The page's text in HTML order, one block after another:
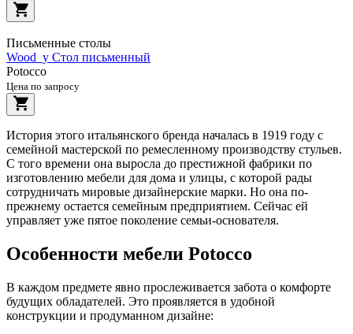
Письменные столы
Wood_y Стол письменный
Potocco
Цена по запросу
История этого итальянского бренда началась в 1919 году с
семейной мастерской по ремесленному производству стульев.
С того времени она выросла до престижной фабрики по
изготовлению мебели для дома и улицы, с которой рады
сотрудничать мировые дизайнерские марки. Но она по-
прежнему остается семейным предприятием. Сейчас ей
управляет уже пятое поколение семьи-основателя.
Особенности мебели Potocco
В каждом предмете явно прослеживается забота о комфорте
будущих обладателей. Это проявляется в удобной
конструкции и продуманном дизайне: